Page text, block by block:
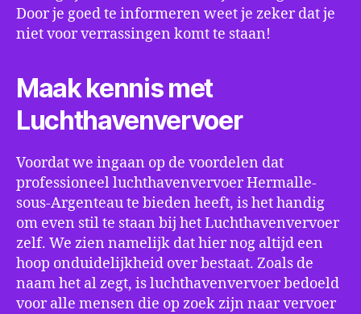
Door je goed te informeren weet je zeker dat je
niet voor verrassingen komt te staan!
Maak kennis met
Luchthavenvervoer
Voordat we ingaan op de voordelen dat
professioneel luchthavenvervoer Hermalle-
sous-Argenteau te bieden heeft, is het handig
om even stil te staan bij het Luchthavenvervoer
zelf. We zien namelijk dat hier nog altijd een
hoop onduidelijkheid over bestaat. Zoals de
naam het al zegt, is luchthavenvervoer bedoeld
voor alle mensen die op zoek zijn naar vervoer